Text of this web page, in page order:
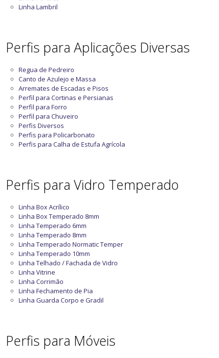
Linha Lambril
Perfis para Aplicações Diversas
Regua de Pedreiro
Canto de Azulejo e Massa
Arremates de Escadas e Pisos
Perfil para Cortinas e Persianas
Perfil para Forro
Perfil para Chuveiro
Perfis Diversos
Perfis para Policarbonato
Perfis para Calha de Estufa Agrícola
Perfis para Vidro Temperado
Linha Box Acrílico
Linha Box Temperado 8mm
Linha Temperado 6mm
Linha Temperado 8mm
Linha Temperado Normatic Temper
Linha Temperado 10mm
Linha Telhado / Fachada de Vidro
Linha Vitrine
Linha Corrimão
Linha Fechamento de Pia
Linha Guarda Corpo e Gradil
Perfis para Móveis